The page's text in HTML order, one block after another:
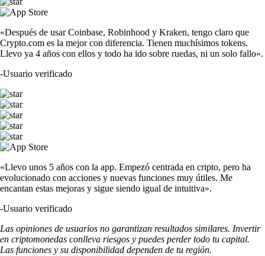
«Después de usar Coinbase, Robinhood y Kraken, tengo claro que
Crypto.com es la mejor con diferencia. Tienen muchísimos tokens.
Llevo ya 4 años con ellos y todo ha ido sobre ruedas, ni un solo fallo».
-Usuario verificado
«Llevo unos 5 años con la app. Empezó centrada en cripto, pero ha
evolucionado con acciones y nuevas funciones muy útiles. Me
encantan estas mejoras y sigue siendo igual de intuitiva».
-Usuario verificado
Las opiniones de usuarios no garantizan resultados similares. Invertir
en criptomonedas conlleva riesgos y puedes perder todo tu capital.
Las funciones y su disponibilidad dependen de tu región.